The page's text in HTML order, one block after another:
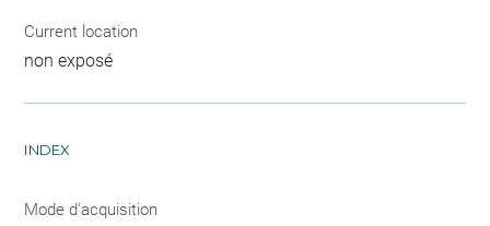
Current location
non exposé
INDEX
Mode d'acquisition